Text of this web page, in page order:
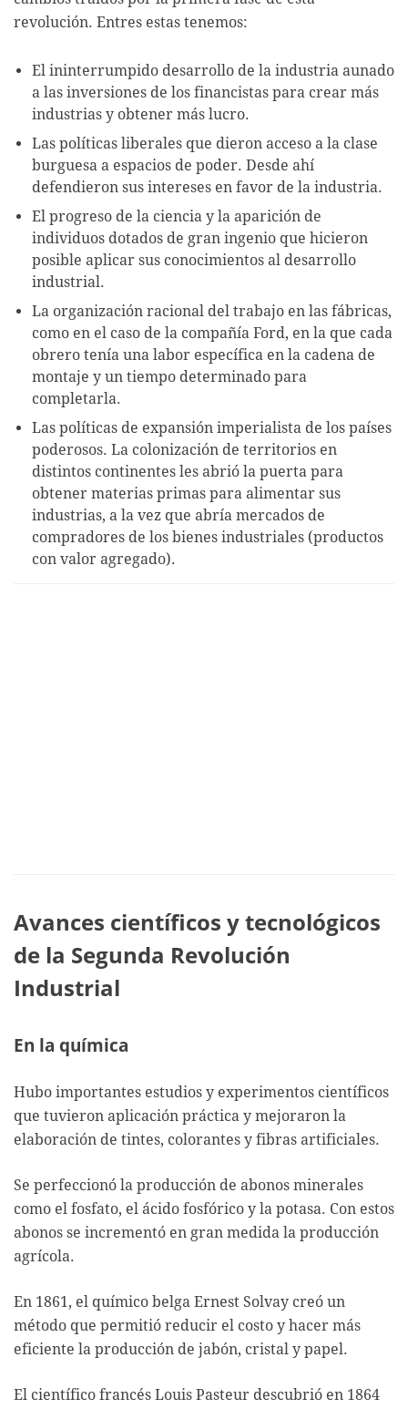
revolución. Entres estas tenemos:
El ininterrumpido desarrollo de la industria aunado
a las inversiones de los financistas para crear más
industrias y obtener más lucro.
Las políticas liberales que dieron acceso a la clase
burguesa a espacios de poder. Desde ahí
defendieron sus intereses en favor de la industria.
El progreso de la ciencia y la aparición de
individuos dotados de gran ingenio que hicieron
posible aplicar sus conocimientos al desarrollo
industrial.
La organización racional del trabajo en las fábricas,
como en el caso de la compañía Ford, en la que cada
obrero tenía una labor específica en la cadena de
montaje y un tiempo determinado para
completarla.
Las políticas de expansión imperialista de los países
poderosos. La colonización de territorios en
distintos continentes les abrió la puerta para
obtener materias primas para alimentar sus
industrias, a la vez que abría mercados de
compradores de los bienes industriales (productos
con valor agregado).
Avances científicos y tecnológicos
de la Segunda Revolución
Industrial
En la química
Hubo importantes estudios y experimentos científicos
que tuvieron aplicación práctica y mejoraron la
elaboración de tintes, colorantes y fibras artificiales.
Se perfeccionó la producción de abonos minerales
como el fosfato, el ácido fosfórico y la potasa. Con estos
abonos se incrementó en gran medida la producción
agrícola.
En 1861, el químico belga Ernest Solvay creó un
método que permitió reducir el costo y hacer más
eficiente la producción de jabón, cristal y papel.
El científico francés Louis Pasteur descubrió en 1864